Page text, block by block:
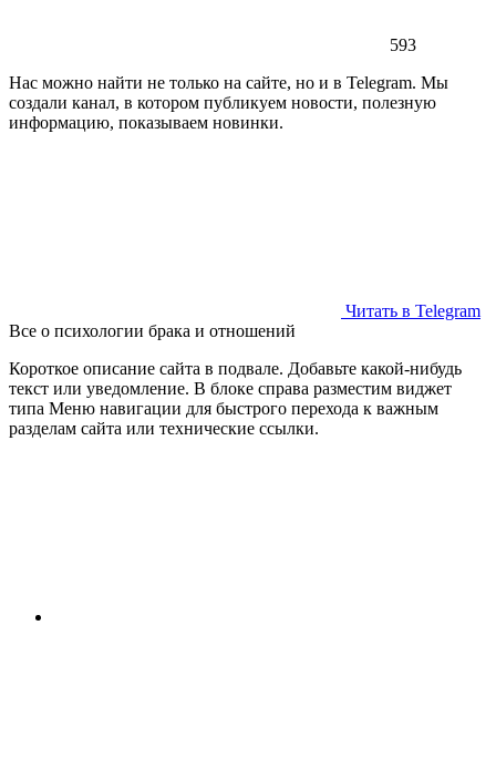
593
Нас можно найти не только на сайте, но и в Telegram. Мы
создали канал, в котором публикуем новости, полезную
информацию, показываем новинки.
Читать в Telegram
Все о психологии брака и отношений
Короткое описание сайта в подвале. Добавьте какой-нибудь
текст или уведомление. В блоке справа разместим виджет
типа Меню навигации для быстрого перехода к важным
разделам сайта или технические ссылки.